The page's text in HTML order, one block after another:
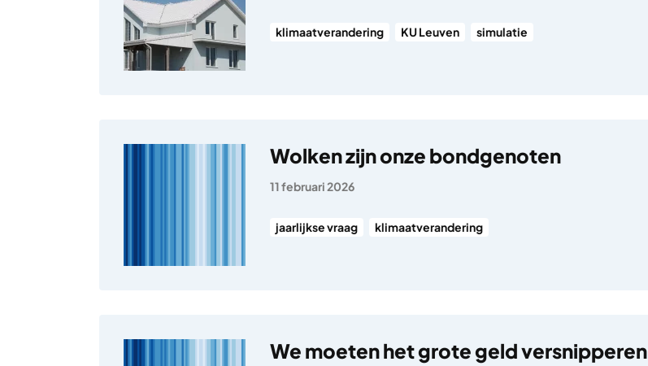
klimaatverandering KU Leuven simulatie
Wolken zijn onze bondgenoten
11 februari 2026
jaarlijkse vraag klimaatverandering
We moeten het grote geld versnipperen